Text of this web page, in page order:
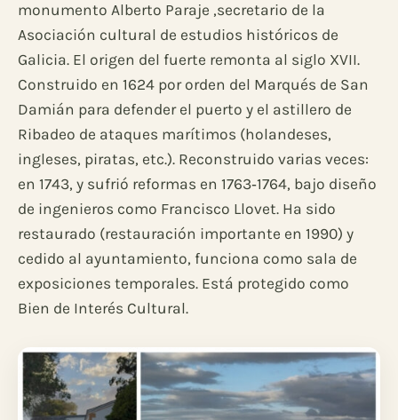
monumento Alberto Paraje ,secretario de la
Asociación cultural de estudios históricos de
Galicia. El origen del fuerte remonta al siglo XVII.
Construido en 1624 por orden del Marqués de San
Damián para defender el puerto y el astillero de
Ribadeo de ataques marítimos (holandeses,
ingleses, piratas, etc.). Reconstruido varias veces:
en 1743, y sufrió reformas en 1763‐1764, bajo diseño
de ingenieros como Francisco Llovet. Ha sido
restaurado (restauración importante en 1990) y
cedido al ayuntamiento, funciona como sala de
exposiciones temporales. Está protegido como
Bien de Interés Cultural.